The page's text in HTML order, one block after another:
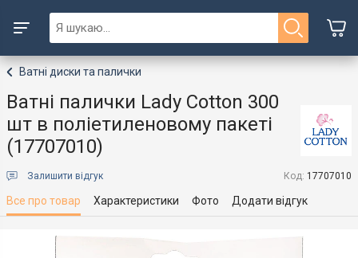
Ватні диски та палички
Ватні палички Lady Cotton 300
шт в поліетиленовому пакеті
(17707010)
Залишити відгук Код: 17707010
Все про товар Характеристики Фото Додати відгук